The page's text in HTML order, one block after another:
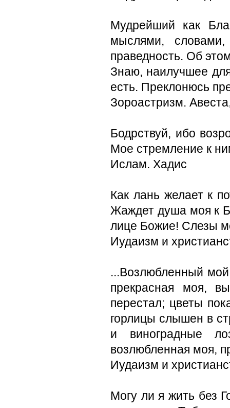
Мудрейший как
мыслями,
праведность. Об
Знаю, наилучшее
есть. Преклонюсь
Зороастризм.
Бодрствуй, ибо
Мое стремление к
Ислам. Хадис
Как лань желает к
Жаждет душа моя к
лице Божие! Слезы
Иудаизм и
...Возлюбленный
прекрасная моя,
перестал; цветы
горлицы слышен в
и виноградные
возлюбленная моя,
Иудаизм и
Могу ли я жить без